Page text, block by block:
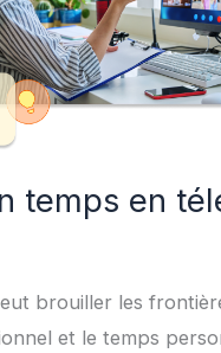
temps en
brouiller les
et le temps